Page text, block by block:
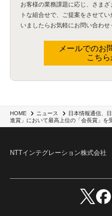
HOME ニュース
日本情報通信、
進賞」において最高上位の「会長賞」を
お客様の業務課題に応じ、さま
トな組合せで、
ご提案をさせて
いましたらお気軽にお問い合わせ
メールでのお
こちら
NTTインテグレーション株式会社